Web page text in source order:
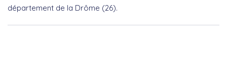
département de la Drôme (26).